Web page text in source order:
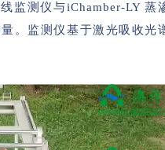
监测仪与iChamber-LY 蒸
。监测仪基于激光吸收光